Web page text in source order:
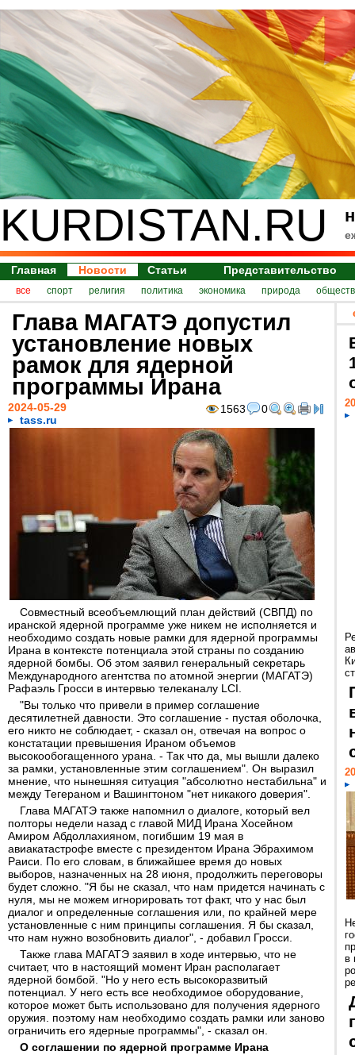
KURDISTAN.RU
Главная Новости Статьи Представительство
все спорт религия политика экономика природа
Глава МАГАТЭ допустил
установление новых
рамок для ядерной
программы Ирана
1563 0
2024-05-29
tass.ru
Совместный всеобъемлющий план действий (СВПД) по
иранской ядерной программе уже никем не исполняется и
необходимо создать новые рамки для ядерной программы
Ирана в контексте потенциала этой страны по созданию
ядерной бомбы. Об этом заявил генеральный секретарь
Международного агентства по атомной энергии (МАГАТЭ)
Рафаэль Гросси в интервью телеканалу LCI.
"Вы только что привели в пример соглашение
десятилетней давности. Это соглашение - пустая оболочка,
его никто не соблюдает, - сказал он, отвечая на вопрос о
констатации превышения Ираном объемов
высокообогащенного урана. - Так что да, мы вышли далеко
за рамки, установленные этим соглашением". Он выразил
мнение, что нынешняя ситуация "абсолютно нестабильна" и
между Тегераном и Вашингтоном "нет никакого доверия".
Глава МАГАТЭ также напомнил о диалоге, который вел
полторы недели назад с главой МИД Ирана Хосейном
Амиром Абдоллахияном, погибшим 19 мая в
авиакатастрофе вместе с президентом Ирана Эбрахимом
Раиси. По его словам, в ближайшее время до новых
выборов, назначенных на 28 июня, продолжить переговоры
будет сложно. "Я бы не сказал, что нам придется начинать с
нуля, мы не можем игнорировать тот факт, что у нас был
диалог и определенные соглашения или, по крайней мере
установленные с ним принципы соглашения. Я бы сказал,
что нам нужно возобновить диалог", - добавил Гросси.
Также глава МАГАТЭ заявил в ходе интервью, что не
считает, что в настоящий момент Иран располагает
ядерной бомбой. "Но у него есть высокоразвитый
потенциал. У него есть все необходимое оборудование,
которое может быть использовано для получения ядерного
оружия. поэтому нам необходимо создать рамки или заново
ограничить его ядерные программы", - сказал он.
О соглашении по ядерной программе Ирана
в